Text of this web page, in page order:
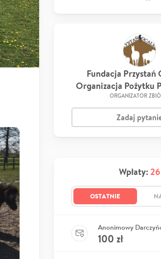
Fundacja Przystań
Organizacja Pożytku
ORGANIZATOR
Zadaj
Wpłaty: 26
OSTATNIE
Anonimowy
100 zł